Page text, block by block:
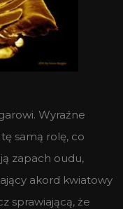
Wyraźne
samą rolę, co
zapach oudu,
akord kwiatowy
sprawiającą, że